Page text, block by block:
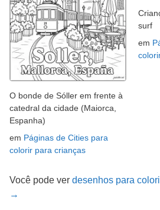
O bonde de Sóller em frente à
catedral da cidade (Maiorca,
Espanha)
em Páginas de Cities para
colorir para crianças
surf
em
Você pode ver desenhos para
→